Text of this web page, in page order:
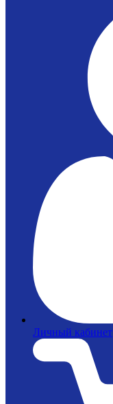
Личный кабинет